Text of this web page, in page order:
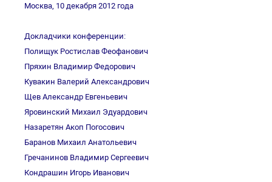
Москва, 10 декабря 2012 года
Докладчики конференции:
Полищук Ростислав Феофанович
Пряхин Владимир Федорович
Кувакин Валерий Александрович
Щев Александр Евгеньевич
Яровинский Михаил Эдуардович
Назаретян Акоп Погосович
Баранов Михаил Анатольевич
Гречанинов Владимир Сергеевич
Кондрашин Игорь Иванович